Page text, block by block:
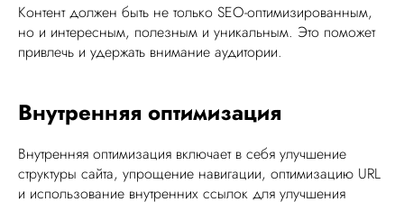
Контент должен быть не только SEO-оптимизированным,
но и интересным, полезным и уникальным. Это поможет
привлечь и удержать внимание аудитории.
Внутренняя оптимизация
Внутренняя оптимизация включает в себя улучшение
структуры сайта, упрощение навигации, оптимизацию URL
и использование внутренних ссылок для улучшения